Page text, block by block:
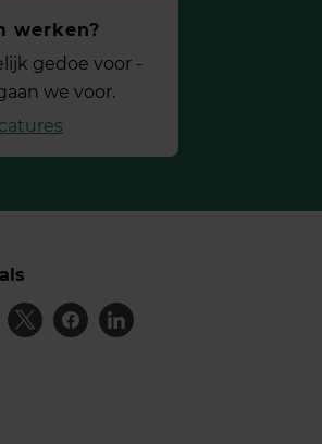
werken?
gedoe voor
we voor.